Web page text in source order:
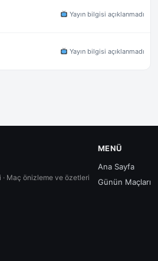
Yayın bilgisi açıklanmadı
Yayın bilgisi açıklanmadı
· Maç önizleme ve özetleri
MENÜ
Ana Sayfa
Günün Maçları